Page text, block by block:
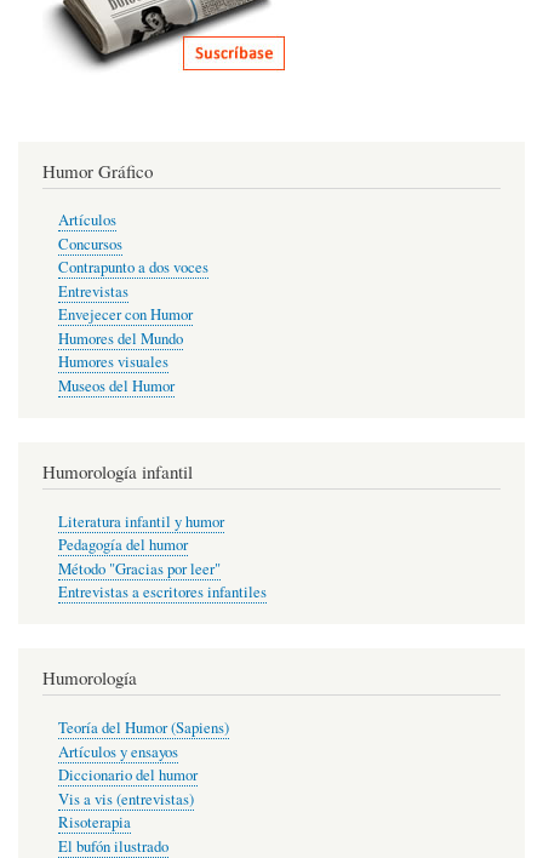
Humor Gráfico
Artículos
Concursos
Contrapunto a dos voces
Entrevistas
Envejecer con Humor
Humores del Mundo
Humores visuales
Museos del Humor
Humorología infantil
Literatura infantil y humor
Pedagogía del humor
Método "Gracias por leer"
Entrevistas a escritores infantiles
Humorología
Teoría del Humor (Sapiens)
Artículos y ensayos
Diccionario del humor
Vis a vis (entrevistas)
Risoterapia
El bufón ilustrado